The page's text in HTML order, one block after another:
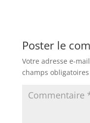
Poster le
Votre adresse e-
champs